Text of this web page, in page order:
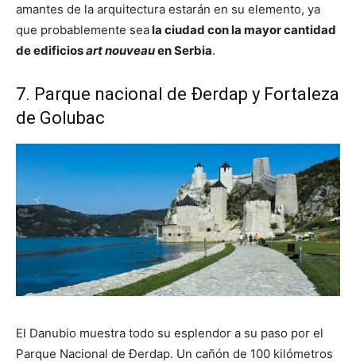
amantes de la arquitectura estarán en su elemento, ya
que probablemente seala ciudad con la mayor cantidad
de edificiosart nouveauen Serbia.
7. Parque nacional de Đerdap y Fortaleza
de Golubac
El Danubio muestra todo su esplendor a su paso por el
Parque Nacional de Đerdap. Un cañón de 100 kilómetros